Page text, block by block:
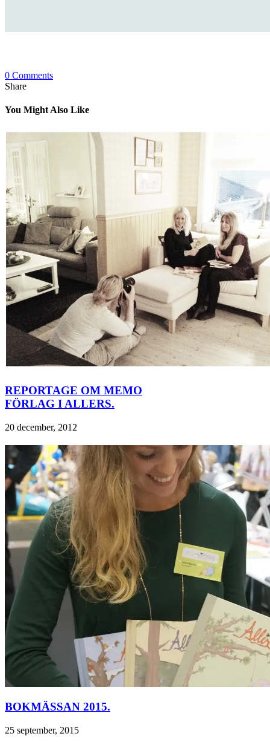
0 Comments
Share
You Might Also Like
REPORTAGE OM MEMO
FÖRLAG I ALLERS.
20 december, 2012
BOKMÄSSAN 2015.
25 september, 2015